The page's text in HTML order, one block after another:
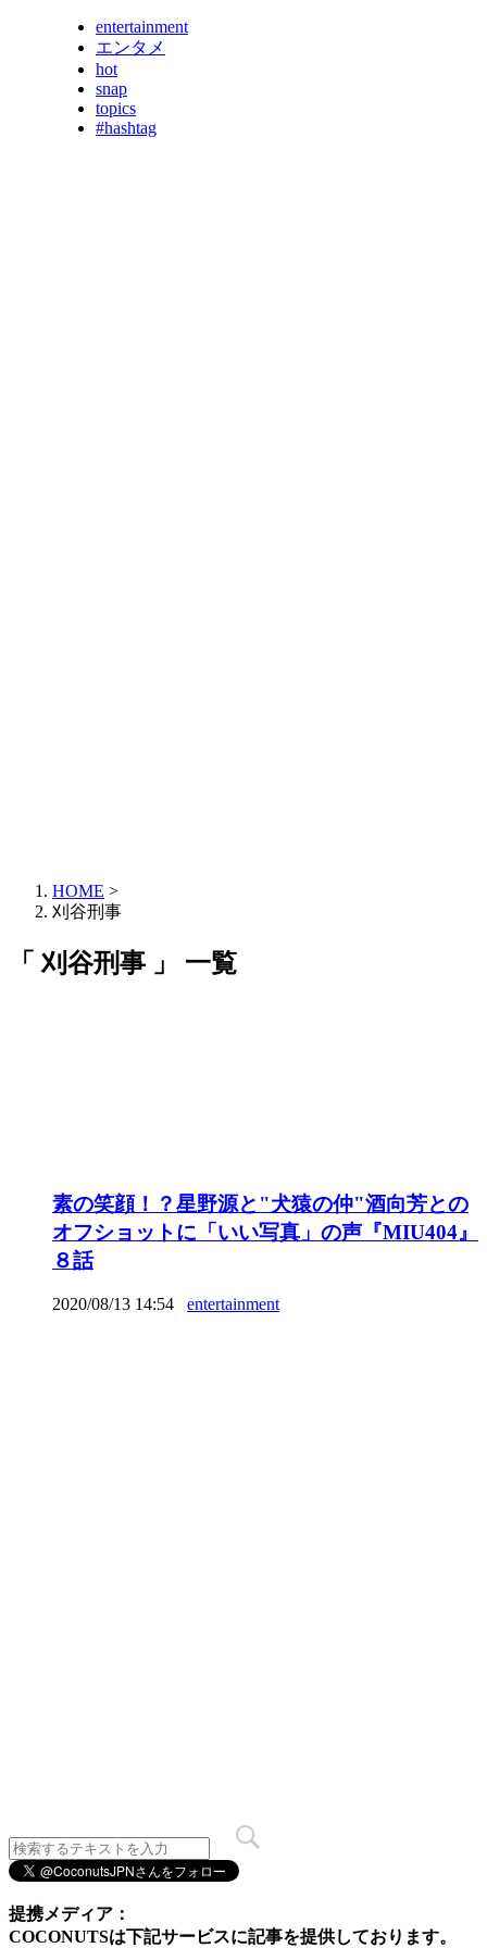
entertainment
エンタメ
hot
snap
topics
#hashtag
HOME >
刈谷刑事
「 刈谷刑事 」 一覧
素の笑顔！？星野源と"犬猿の仲"酒向芳との
オフショットに「いい写真」の声『MIU404』
８話
2020/08/13 14:54 entertainment
提携メディア：
COCONUTSは下記サービスに記事を提供しております。